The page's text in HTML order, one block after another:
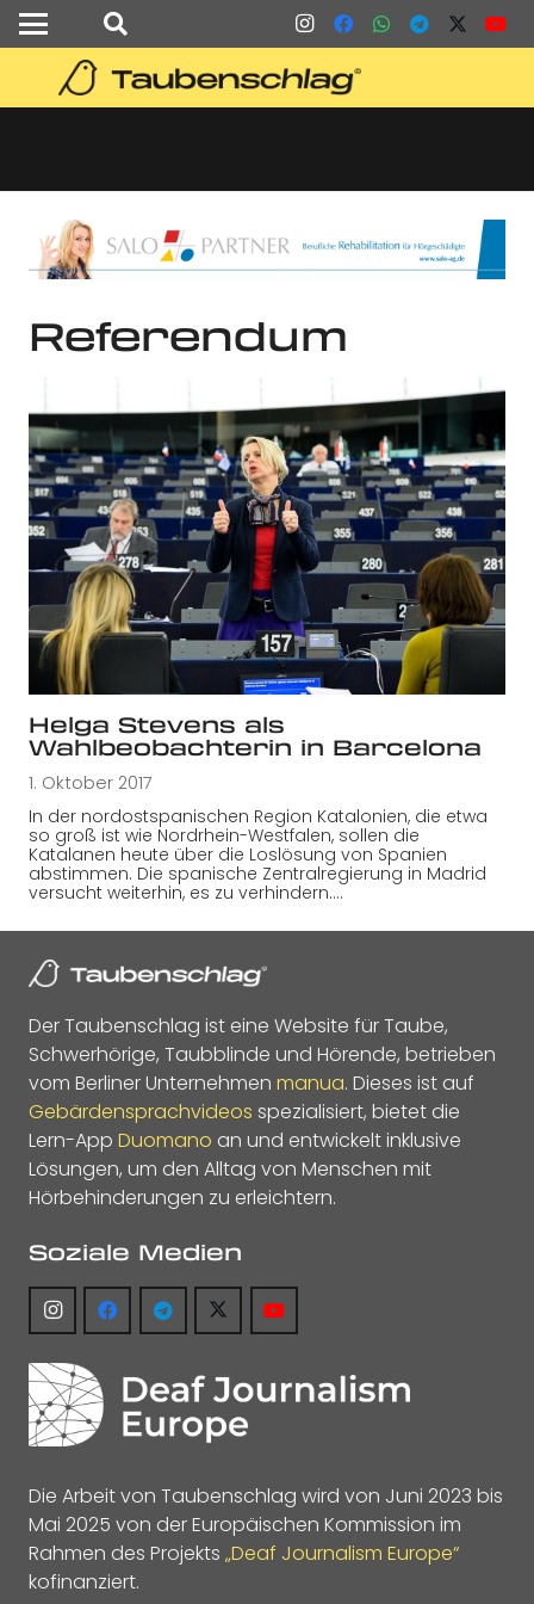
Referendum
Helga Stevens als
Wahlbeobachterin in Barcelona
1. Oktober 2017
In der nordostspanischen Region Katalonien, die etwa
so groß ist wie Nordrhein-Westfalen, sollen die
Katalanen heute über die Loslösung von Spanien
abstimmen. Die spanische Zentralregierung in Madrid
versucht weiterhin, es zu verhindern.…
Der Taubenschlag ist eine Website für Taube,
Schwerhörige, Taubblinde und Hörende, betrieben
vom Berliner Unternehmen manua. Dieses ist auf
Gebärdensprachvideos spezialisiert, bietet die
Lern-App Duomano an und entwickelt inklusive
Lösungen, um den Alltag von Menschen mit
Hörbehinderungen zu erleichtern.
Soziale Medien
Die Arbeit von Taubenschlag wird von Juni 2023 bis
Mai 2025 von der Europäischen Kommission im
Rahmen des Projekts „Deaf Journalism Europe“
kofinanziert.